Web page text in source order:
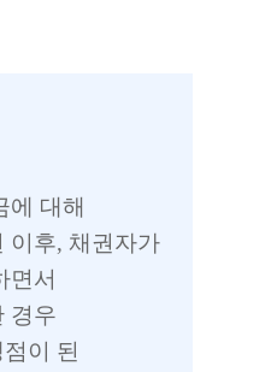
에 대해
이후, 채권자가
면서
경우
이 된